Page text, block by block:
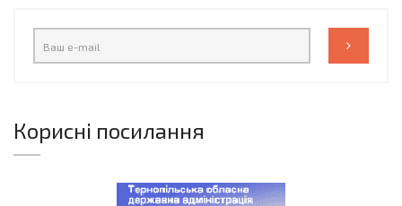
Корисні посилання